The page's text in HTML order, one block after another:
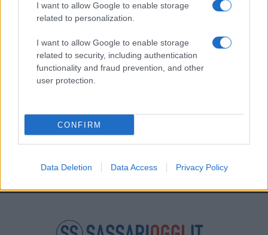
I want to allow Google to enable storage
related to personalization.
I want to allow Google to enable storage
related to security, including authentication
functionality and fraud prevention, and other
user protection.
CONFIRM
Data Deletion Data Access Privacy Policy
Utilizziamo Mailchimp come piattaforma di
marketing. Iscrivendoti alla newsletter accetti che le
tue informazioni siano trasferite a Mailchimp per
l'elaborazione.Leggi qui l'informativa sulla privacy
di Mailchimp
Potrai annullare l'iscrizione in qualsiasi momento
facendo clic sul collegamento nel piè di pagina delle